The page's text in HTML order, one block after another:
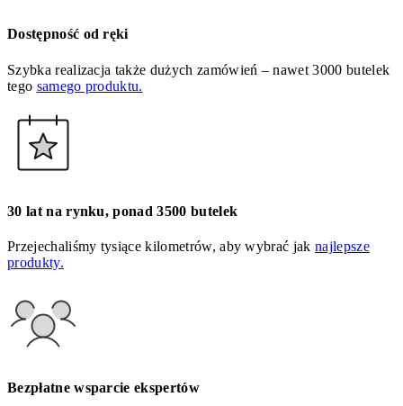
Dostępność od ręki
Szybka realizacja także dużych zamówień – nawet 3000 butelek
tego samego produktu.
30 lat na rynku, ponad 3500 butelek
Przejechaliśmy tysiące kilometrów, aby wybrać jaknajlepsze
produkty.
Bezpłatne wsparcie ekspertów